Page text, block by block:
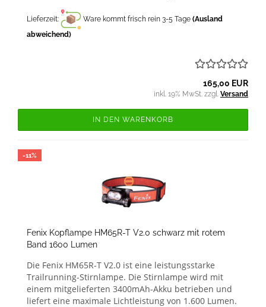
Lieferzeit: Ware kommt frisch rein 3-5 Tage (Ausland
abweichend)
165,00 EUR
inkl. 19% MwSt. zzgl. Versand
IN DEN WARENKORB
-11%
Fenix Kopflampe HM65R-T V2.0 schwarz mit rotem
Band 1600 Lumen
Die Fenix HM65R-T V2.0 ist eine leistungsstarke
Trailrunning-Stirnlampe. Die Stirnlampe wird mit
einem mitgelieferten 3400mAh-Akku betrieben und
liefert eine maximale Lichtleistung von 1.600 Lumen.